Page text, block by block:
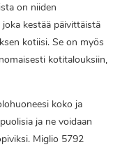
on niiden
kestää päivittäistä
kotiisi. Se on myös
kotitalouksiin,
koko ja
ja ne voidaan
Miglio 5792